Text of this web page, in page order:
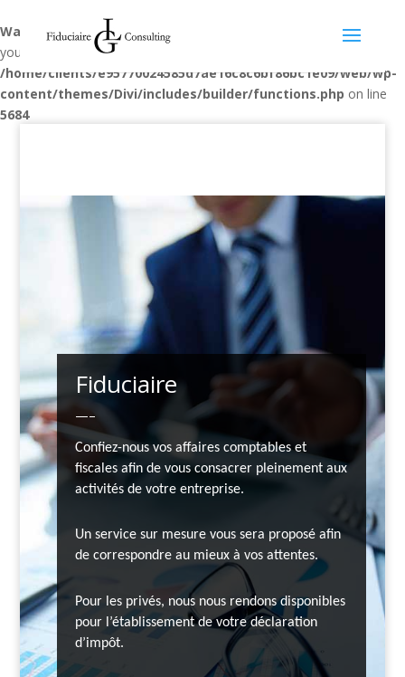
Warning: "continue" targeting switch is equivalent to "break". Did
you mean to use "continue 2"? in
/home/clients/e95770024585d7ae16c8c6bf86bc1e09/web/wp-
content/themes/Divi/includes/builder/functions.php on line
5684
Fiduciaire
—–
Confiez-nous vos affaires comptables et
fiscales afin de vous consacrer pleinement aux
activités de votre entreprise.
Un service sur mesure vous sera proposé afin
de correspondre au mieux à vos attentes.
Pour les privés, nous nous rendons disponibles
pour l’établissement de votre déclaration
d’impôt.